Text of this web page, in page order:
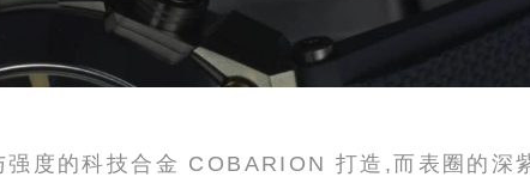
度的科技合金 COBARION 打造,而表圈的深